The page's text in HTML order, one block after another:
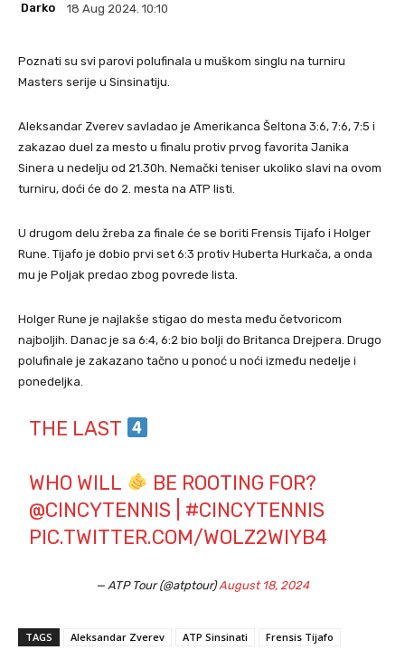
Darko 18 Aug 2024. 10:10
Poznati su svi parovi polufinala u muškom singlu na turniru
Masters serije u Sinsinatiju.
Aleksandar Zverev savladao je Amerikanca Šeltona 3:6, 7:6, 7:5 i
zakazao duel za mesto u finalu protiv prvog favorita Janika
Sinera u nedelju od 21.30h. Nemački teniser ukoliko slavi na ovom
turniru, doći će do 2. mesta na ATP listi.
U drugom delu žreba za finale će se boriti Frensis Tijafo i Holger
Rune. Tijafo je dobio prvi set 6:3 protiv Huberta Hurkača, a onda
mu je Poljak predao zbog povrede lista.
Holger Rune je najlakše stigao do mesta među četvoricom
najboljih. Danac je sa 6:4, 6:2 bio bolji do Britanca Drejpera. Drugo
polufinale je zakazano tačno u ponoć u noći između nedelje i
ponedeljka.
THE LAST
WHO WILL
BE ROOTING FOR?
@CINCYTENNIS
#CINCYTENNIS
PIC.TWITTER.COM/WOLZ2WIYB4
— ATP Tour (@atptour)August 18, 2024
TAGS Aleksandar Zverev ATP Sinsinati
Frensis Tijafo